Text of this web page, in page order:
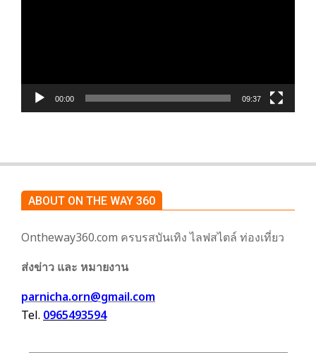
00:00 09:37
ABOUT ON THE WAY 360
Ontheway360.com ครบรสบันเทิง ไลฟสไตล์ ท่องเที่ยว
ส่งข่าว และ หมายงาน
parnicha.orn@gmail.com
Tel. 0965493594